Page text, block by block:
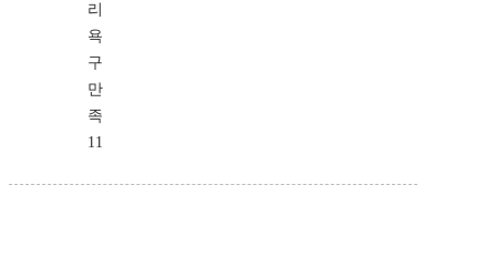
리
욕
구
만
족
11